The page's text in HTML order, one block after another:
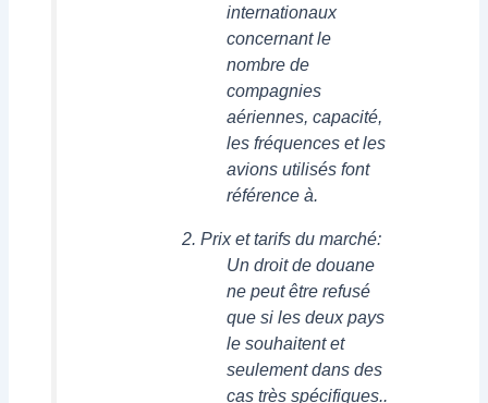
internationaux
concernant le
nombre de
compagnies
aériennes, capacité,
les fréquences et les
avions utilisés font
référence à.
Prix ​​et tarifs du marché:
Un droit de douane
ne peut être refusé
que si les deux pays
le souhaitent et
seulement dans des
cas très spécifiques..